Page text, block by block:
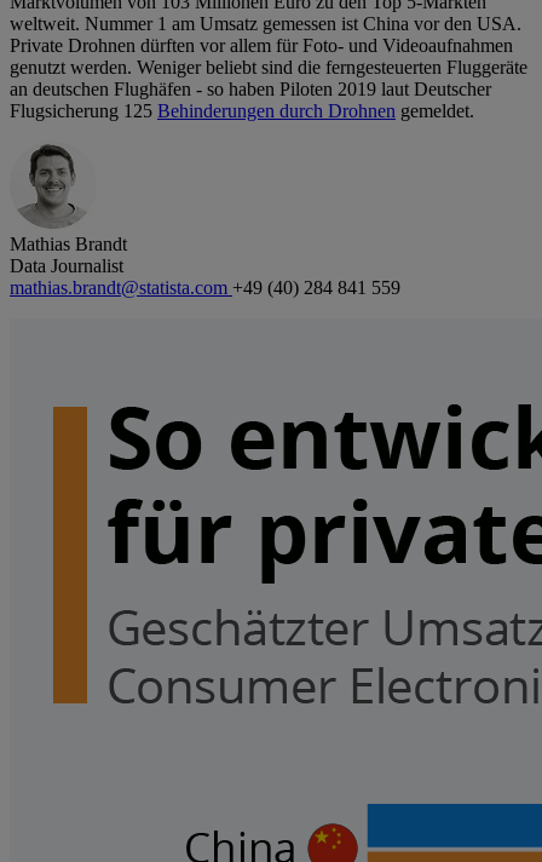
weltweit. Nummer 1 am Umsatz gemessen ist China vor den USA.
Private Drohnen dürften vor allem für Foto- und Videoaufnahmen
genutzt werden. Weniger beliebt sind die ferngesteuerten Fluggeräte
an deutschen Flughäfen - so haben Piloten 2019 laut Deutscher
Flugsicherung 125 Behinderungen durch Drohnen gemeldet.
Mathias Brandt
Data Journalist
mathias.brandt@statista.com +49 (40) 284 841 559